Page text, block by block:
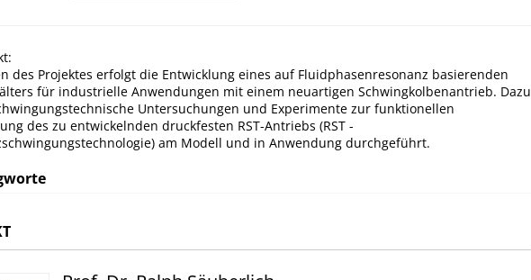
des Projektes erfolgt die Entwicklung eines auf Fluidphasenresonanz basierenden
für industrielle Anwendungen mit einem neuartigen Schwingkolbenantrieb. Dazu
Untersuchungen und Experimente zur funktionellen
des zu entwickelnden druckfesten RST-Antriebs (RST -
am Modell und in Anwendung durchgeführt.